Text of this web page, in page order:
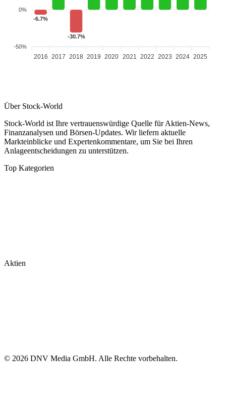
0%
-50%
-6.7%
-30.7%
2016 2017 2018 2019 2020 2021 2022 2023 2024 2025
Über Stock-World
Stock-World ist Ihre vertrauenswürdige Quelle für Aktien-News,
Finanzanalysen und Börsen-Updates. Wir liefern aktuelle
Markteinblicke und Expertenkommentare, um Sie bei Ihren
Anlageentscheidungen zu unterstützen.
Top Kategorien
Aktien
© 2026 DNV Media GmbH. Alle Rechte vorbehalten.